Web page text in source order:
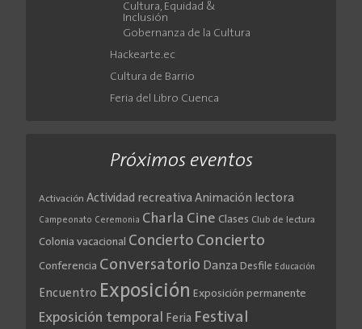
Cultura, Equidad &
Inclusión
Gobernanza de la Cultura
Hackearte.ec
Cultura de Barrio
Feria del Libro Cuenca
Próximos eventos
Activación Actividad recreativa Animación lectora
Campeonato Ceremonia Charla Cine Clases Club de lectura
Colonia vacacional Concierto Concierto
Conferencia Conversatorio Danza Desfile Educación
Encuentro Exposición Exposición permanente
Exposición temporal Feria Festival